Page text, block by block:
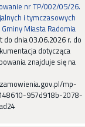
nr TP/002/05/26.
i tymczasowych
Miasta Radomia
do dnia 03.06.2026 r. do
dotycząca
znajduje się na
mp-
957d918b-2078-